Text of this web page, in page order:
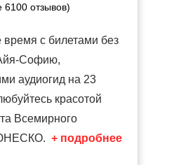
6100 отзывов)
время с билетами без
Софию,
аудиогид на 23
красотой
Всемирного
+ подробнее